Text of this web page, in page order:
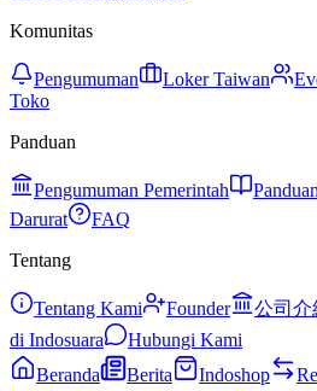
Komunitas
Pengumuman Loker Taiwan
Toko
Panduan
Pengumuman Pemerintah
Darurat
FAQ
Tentang
Tentang Kami Founder 公司介
di Indosuara
Hubungi Kami
Beranda
Berita Indoshop